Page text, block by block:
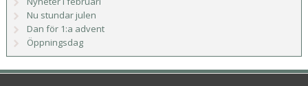
Nu stundar julen
Dan för 1:a advent
Öppningsdag